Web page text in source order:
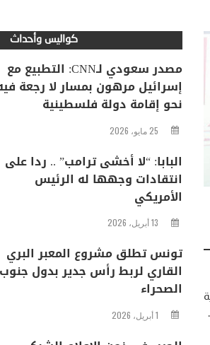
كواليس وأحداث
مصدر سعودي لـCNN: التطبيع مع
إسرائيل مرهون بمسار لا رجعة
نحو إقامة دولة فلسطينية
25 مايو، 2026
البابا: “لا أخشى ترامب” .. ردا على
انتقادات وجهها له الرئيس
الأمريكي
13 أبريل، 2026
تونس تطلق مشروع المعبر البري
القاري لربط رأس جدير بدول جنوب
الصحراء
1 أبريل، 2026